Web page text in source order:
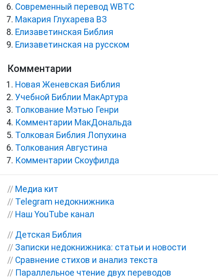
Cовременный перевод WBTC
Макария Глухарева ВЗ
Елизаветинская Библия
Елизаветинская на русском
Комментарии
Новая Женевская Библия
Учебной Библии МакАртура
Толкование Мэтью Генри
Комментарии МакДональда
Толковая Библия Лопухина
Толкования Августина
Комментарии Скоуфилда
// Медиа кит
// Telegram недокнижника
// Наш YouTube канал
// Детская Библия
// Записки недокнижника: статьи и новости
// Сравнение стихов и анализ текста
// Параллельное чтение двух переводов